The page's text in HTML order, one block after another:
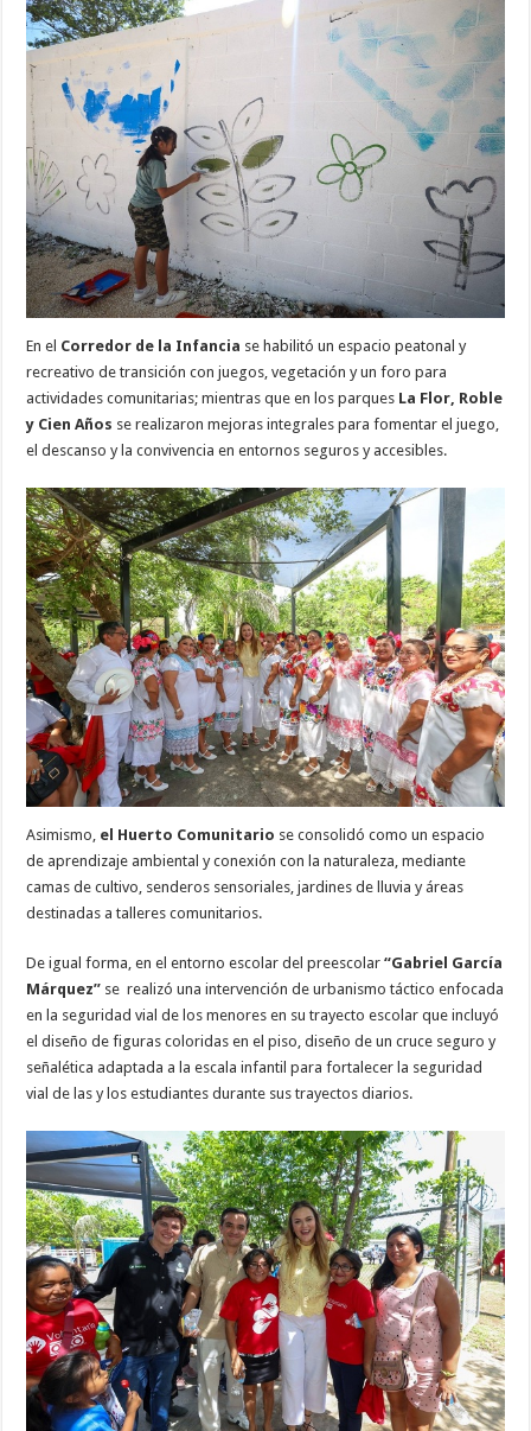
En el Corredor de la Infancia se habilitó un espacio peatonal y
recreativo de transición con juegos, vegetación y un foro para
actividades comunitarias; mientras que en los parques La Flor, Roble
y Cien Años se realizaron mejoras integrales para fomentar el juego,
el descanso y la convivencia en entornos seguros y accesibles.
Asimismo, el Huerto Comunitario se consolidó como un espacio
de aprendizaje ambiental y conexión con la naturaleza, mediante
camas de cultivo, senderos sensoriales, jardines de lluvia y áreas
destinadas a talleres comunitarios.
De igual forma, en el entorno escolar del preescolar“Gabriel García
Márquez” se realizó una intervención de urbanismo táctico enfocada
en la seguridad vial de los menores en su trayecto escolar que incluyó
el diseño de figuras coloridas en el piso, diseño de un cruce seguro y
señalética adaptada a la escala infantil para fortalecer la seguridad
vial de las y los estudiantes durante sus trayectos diarios.